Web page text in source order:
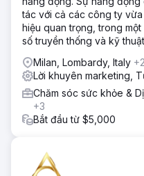
tác với cả các công ty
hiệu quan trọng, trong
số truyền thống và kỹ
Milan, Lombardy, Italy +2
Lời khuyên marketing,
Chăm sóc sức khỏe &
+3
Bắt đầu từ $5,000